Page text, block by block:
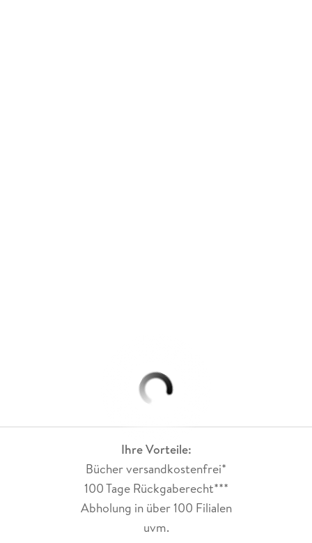
Ihre Vorteile:
Bücher versandkostenfrei*
100 Tage Rückgaberecht***
Abholung in über 100 Filialen
uvm.